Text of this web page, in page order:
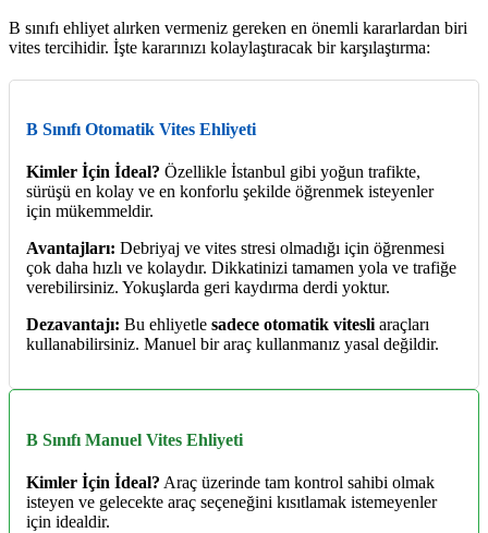
B sınıfı ehliyet alırken vermeniz gereken en önemli kararlardan biri
vites tercihidir. İşte kararınızı kolaylaştıracak bir karşılaştırma:
B Sınıfı Otomatik Vites Ehliyeti
Kimler İçin İdeal? Özellikle İstanbul gibi yoğun trafikte,
sürüşü en kolay ve en konforlu şekilde öğrenmek isteyenler
için mükemmeldir.
Avantajları: Debriyaj ve vites stresi olmadığı için öğrenmesi
çok daha hızlı ve kolaydır. Dikkatinizi tamamen yola ve trafiğe
verebilirsiniz. Yokuşlarda geri kaydırma derdi yoktur.
Dezavantajı: Bu ehliyetle sadece otomatik vitesliaraçları
kullanabilirsiniz. Manuel bir araç kullanmanız yasal değildir.
B Sınıfı Manuel Vites Ehliyeti
Kimler İçin İdeal? Araç üzerinde tam kontrol sahibi olmak
isteyen ve gelecekte araç seçeneğini kısıtlamak istemeyenler
için idealdir.